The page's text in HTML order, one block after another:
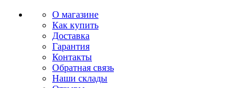
О магазине
Как купить
Доставка
Гарантия
Контакты
Обратная связь
Наши склады